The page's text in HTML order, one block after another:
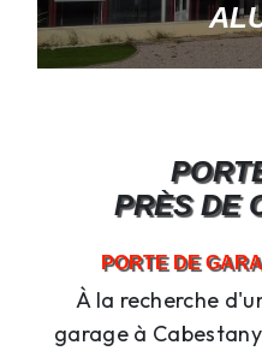
PRÈS DE
PORTE DE
À la recherche
garage à